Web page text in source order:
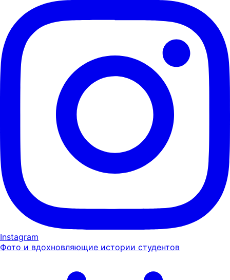
Instagram
Фото и вдохновляющие истории студентов